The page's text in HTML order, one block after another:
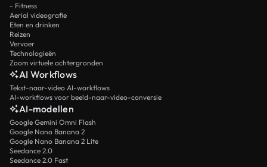
- Fitness
Aerial videografie
Eten en drinken
Reizen
Vervoer
Technologieën
Zoom virtuele achtergronden
AI Workflows
Tekst-naar-video AI-workflows
AI-workflows voor beeld-naar-video-conversie
AI-modellen
Google Gemini Omni Flash
Google Nano Banana 2
Google Nano Banana 2 Lite
Seedance 2.0
Seedance 2.0 Fast